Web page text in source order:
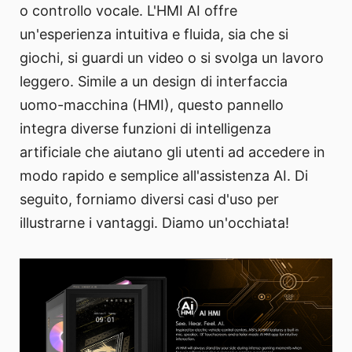
o controllo vocale. L'HMI AI offre
un'esperienza intuitiva e fluida, sia che si
giochi, si guardi un video o si svolga un lavoro
leggero. Simile a un design di interfaccia
uomo-macchina (HMI), questo pannello
integra diverse funzioni di intelligenza
artificiale che aiutano gli utenti ad accedere in
modo rapido e semplice all'assistenza AI. Di
seguito, forniamo diversi casi d'uso per
illustrarne i vantaggi. Diamo un'occhiata!